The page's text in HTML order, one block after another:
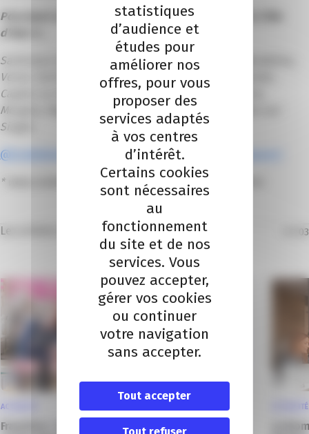
Pour jouer rendez-vous chez vos commerçants de la Côte
d’Azur à…
Saint-Jean Cap Ferrat, Grasse, Cannes, Le Cannet, Mandelieu,
Vence, Saint-Laurent-du-Var, Nice, Saint Martin Vésubie,
Cagnes-sur-Mer, Antibes, Carros, Menton, Peymeinade,
Mougins, Pégomas, Auribeau-sur-Siagne, La Roquette-sur-
Siagne.
@UneBelleJournée06, la page facebook de l’événement !
* www.unebellejournee06.fr – Ouverture le 10 octobre
Les articles dans la même thématique 03
ACTUALITÉ
Franchise : la boîte à outils pour réussir votre
ACTUALITÉ
La
statistiques
d’audience et
études pour
améliorer nos
offres, pour vous
proposer des
services adaptés
à vos centres
d’intérêt.
Certains cookies
sont nécessaires
au
fonctionnement
du site et de nos
services. Vous
pouvez accepter,
gérer vos cookies
ou continuer
votre navigation
sans accepter.
Tout accepter